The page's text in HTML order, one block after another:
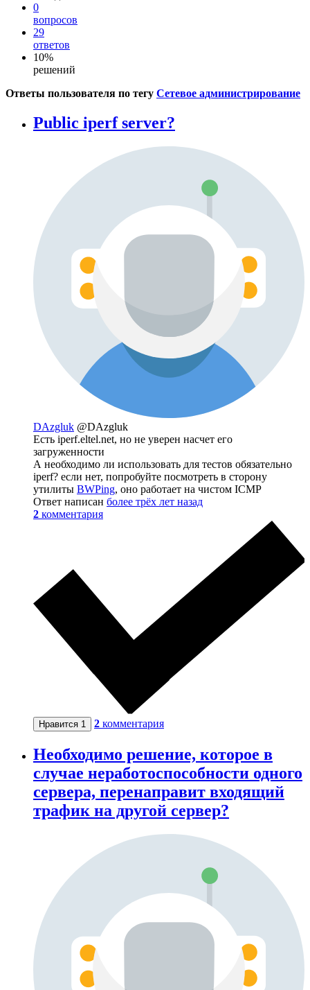
0
вопросов
29
ответов
10%
решений
Ответы пользователя по тегу Сетевое администрирование
Public iperf server?
DAzgluk @DAzgluk
Есть iperf.eltel.net, но не уверен насчет его
загруженности
А необходимо ли использовать для тестов обязательно
iperf? если нет, попробуйте посмотреть в сторону
утилиты BWPing, оно работает на чистом ICMP
Ответ написан более трёх лет назад
2 комментария
Нравится 1 2 комментария
Необходимо решение, которое в
случае неработоспособности одного
сервера, перенаправит входящий
трафик на другой сервер?